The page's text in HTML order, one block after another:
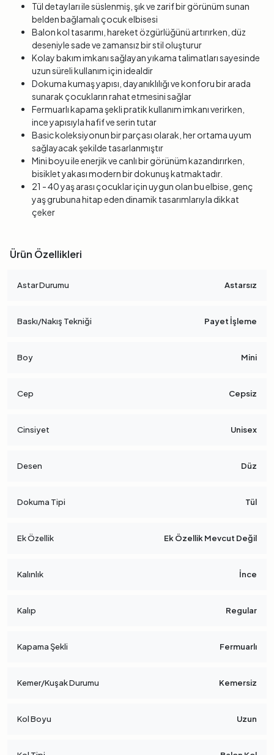
Tül detayları ile süslenmiş, şık ve zarif bir görünüm sunan
belden bağlamalı çocuk elbisesi
Balon kol tasarımı, hareket özgürlüğünü artırırken, düz
deseniyle sade ve zamansız bir stil oluşturur
Kolay bakım imkanı sağlayan yıkama talimatları sayesinde
uzun süreli kullanım için idealdir
Dokuma kumaş yapısı, dayanıklılığı ve konforu bir arada
sunarak çocukların rahat etmesini sağlar
Fermuarlı kapama şekli pratik kullanım imkanı verirken,
ince yapısıyla hafif ve serin tutar
Basic koleksiyonun bir parçası olarak, her ortama uyum
sağlayacak şekilde tasarlanmıştır
Mini boyu ile enerjik ve canlı bir görünüm kazandırırken,
bisiklet yakası modern bir dokunuş katmaktadır.
21 - 40 yaş arası çocuklar için uygun olan bu elbise, genç
yaş grubuna hitap eden dinamik tasarımlarıyla dikkat
çeker
Ürün Özellikleri
Astar Durumu Astarsız
Baskı/Nakış Tekniği Payet İşleme
Boy Mini
Cep Cepsiz
Cinsiyet Unisex
Desen Düz
Dokuma Tipi Tül
Ek Özellik Ek Özellik Mevcut Değil
Kalınlık İnce
Kalıp Regular
Kapama Şekli Fermuarlı
Kemer/Kuşak Durumu Kemersiz
Kol Boyu Uzun